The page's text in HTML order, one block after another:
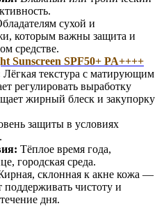
сухой и
которым важны защита и
средстве.
Sunscreen SPF50+ PA++++
Лёгкая текстура с матирующим
регулировать выработку
жирный блеск и закупорку
защиты в условиях
Тёплое время года,
городская среда.
склонная к акне кожа —
поддерживать чистоту и
дня.